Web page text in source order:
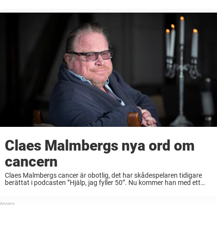
Claes Malmbergs nya ord om
cancern
Claes Malmbergs cancer är obotlig, det har skådespelaren tidigare
berättat i podcasten ”Hjälp, jag fyller 50”. Nu kommer han med ett